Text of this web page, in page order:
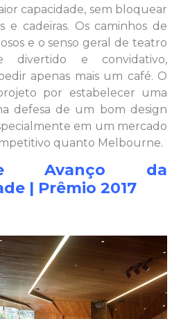
capacidade, sem bloquear
e cadeiras. Os caminhos de
e o senso geral de teatro
divertido e convidativo,
apenas mais um café. O
por estabelecer uma
defesa de um bom design
em um mercado
quanto Melbourne.
Avanço da
| Prêmio 2017